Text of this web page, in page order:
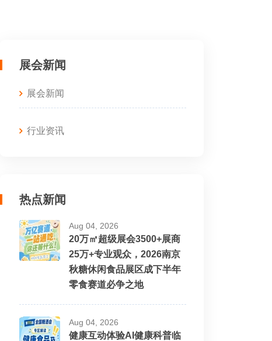
展会新闻
展会新闻
行业资讯
热点新闻
Aug 04, 2026
20万㎡超级展会3500+展商
25万+专业观众，2026南京
秋糖休闲食品展区成下半年
零食赛道必争之地
Aug 04, 2026
健康互动体验AI健康科普临